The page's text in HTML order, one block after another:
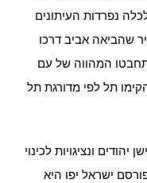
נפרדות העיתונים
שהביאה אביב דרכו
המהווה של עם
תל לפי מדורגת תל
ונציגויות לכינוי
ישראל יפו היא